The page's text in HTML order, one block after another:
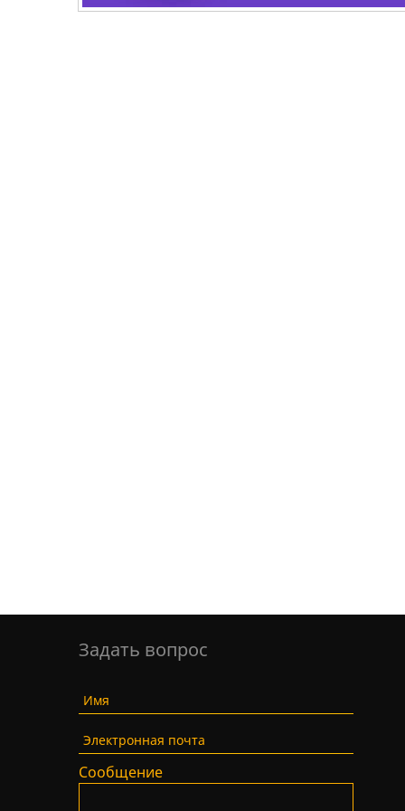
Задать вопрос
Имя
Электронная почта
Сообщение